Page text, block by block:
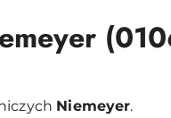
Niemeyer.